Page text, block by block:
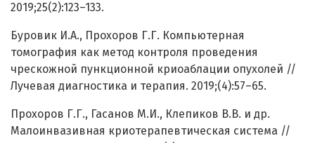
2019;25(2):123–133.
Буровик И.А., Прохоров Г.Г. Компьютерная
томография как метод контроля проведения
чрескожной пункционной криоаблации опухолей //
Лучевая диагностика и терапия. 2019;(4):57–65.
Прохоров Г.Г., Гасанов М.И., Клепиков В.В. и др.
Малоинвазивная криотерапевтическая система //